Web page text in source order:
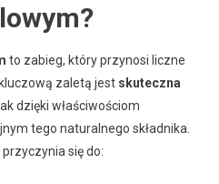
to zabieg, który przynosi liczne
zaletą jest skuteczna
dzięki właściwościom
tego naturalnego składnika.
się do: